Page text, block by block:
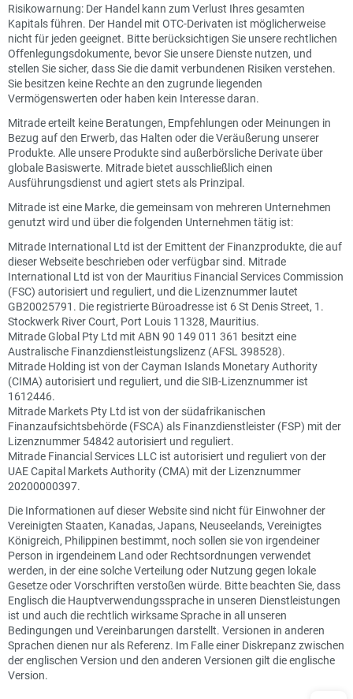
Risikowarnung: Der Handel kann zum Verlust Ihres gesamten
Kapitals führen. Der Handel mit OTC-Derivaten ist möglicherweise
nicht für jeden geeignet. Bitte berücksichtigen Sie unsere rechtlichen
Offenlegungsdokumente, bevor Sie unsere Dienste nutzen, und
stellen Sie sicher, dass Sie die damit verbundenen Risiken verstehen.
Sie besitzen keine Rechte an den zugrunde liegenden
Vermögenswerten oder haben kein Interesse daran.
Mitrade erteilt keine Beratungen, Empfehlungen oder Meinungen in
Bezug auf den Erwerb, das Halten oder die Veräußerung unserer
Produkte. Alle unsere Produkte sind außerbörsliche Derivate über
globale Basiswerte. Mitrade bietet ausschließlich einen
Ausführungsdienst und agiert stets als Prinzipal.
Mitrade ist eine Marke, die gemeinsam von mehreren Unternehmen
genutzt wird und über die folgenden Unternehmen tätig ist:
Mitrade International Ltd ist der Emittent der Finanzprodukte, die auf
dieser Webseite beschrieben oder verfügbar sind. Mitrade
International Ltd ist von der Mauritius Financial Services Commission
(FSC) autorisiert und reguliert, und die Lizenznummer lautet
GB20025791. Die registrierte Büroadresse ist 6 St Denis Street, 1.
Stockwerk River Court, Port Louis 11328, Mauritius.
Mitrade Global Pty Ltd mit ABN 90 149 011 361 besitzt eine
Australische Finanzdienstleistungslizenz (AFSL 398528).
Mitrade Holding ist von der Cayman Islands Monetary Authority
(CIMA) autorisiert und reguliert, und die SIB-Lizenznummer ist
1612446.
Mitrade Markets Pty Ltd ist von der südafrikanischen
Finanzaufsichtsbehörde (FSCA) als Finanzdienstleister (FSP) mit der
Lizenznummer 54842 autorisiert und reguliert.
Mitrade Financial Services LLC ist autorisiert und reguliert von der
UAE Capital Markets Authority (CMA) mit der Lizenznummer
20200000397.
Die Informationen auf dieser Website sind nicht für Einwohner der
Vereinigten Staaten, Kanadas, Japans, Neuseelands, Vereinigtes
Königreich, Philippinen bestimmt, noch sollen sie von irgendeiner
Person in irgendeinem Land oder Rechtsordnungen verwendet
werden, in der eine solche Verteilung oder Nutzung gegen lokale
Gesetze oder Vorschriften verstoßen würde. Bitte beachten Sie, dass
Englisch die Hauptverwendungssprache in unseren Dienstleistungen
ist und auch die rechtlich wirksame Sprache in all unseren
Bedingungen und Vereinbarungen darstellt. Versionen in anderen
Sprachen dienen nur als Referenz. Im Falle einer Diskrepanz zwischen
der englischen Version und den anderen Versionen gilt die englische
Version.